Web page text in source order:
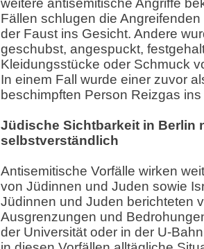
weitere antisemitische Angriffe
Fällen schlugen die
der Faust ins Gesicht. Andere
geschubst, angespuckt,
Kleidungsstücke oder Schmuck
In einem Fall wurde einer zuvor
beschimpften Person Reizgas
Jüdische Sichtbarkeit in Berlin
selbstverständlich
Antisemitische Vorfälle wirken
von Jüdinnen und Juden sowie
Jüdinnen und Juden berichteten
Ausgrenzungen und
der Universität oder in der U-